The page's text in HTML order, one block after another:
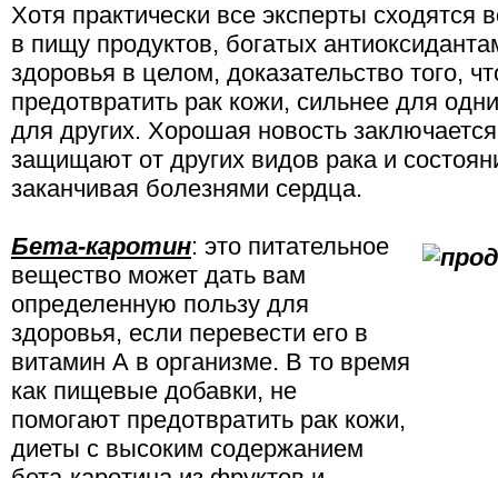
Хотя практически все эксперты сходятся
в пищу продуктов, богатых
здоровья в целом, доказательство того,
предотвратить рак кожи, сильнее для
для других. Хорошая новость
защищают от других видов рака и
заканчивая болезнями сердца.
Бета-каротин: это питательное
вещество может дать вам
определенную пользу для
здоровья, если перевести его в
витамин А в организме. В то время
как пищевые добавки, не
помогают предотвратить рак кожи,
диеты с высоким содержанием